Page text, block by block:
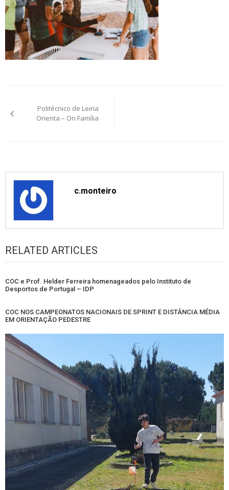
navigation
Politécnico de Leiria
Orienta – Ori Família
c.monteiro
RELATED ARTICLES
COC e Prof. Helder Ferreira homenageados pelo Instituto de
Desportos de Portugal – IDP
COC NOS CAMPEONATOS NACIONAIS DE SPRINT E DISTÂNCIA MÉDIA
EM ORIENTAÇÃO PEDESTRE